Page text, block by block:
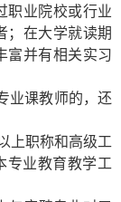
职业院校或行业
；在大学就读期
富并有相关实习
业课教师的，还
上职称和高级工
专业教育教学工